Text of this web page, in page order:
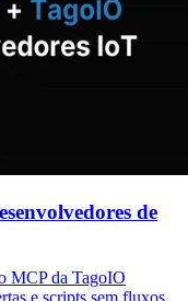
de
MCP da TagoIO